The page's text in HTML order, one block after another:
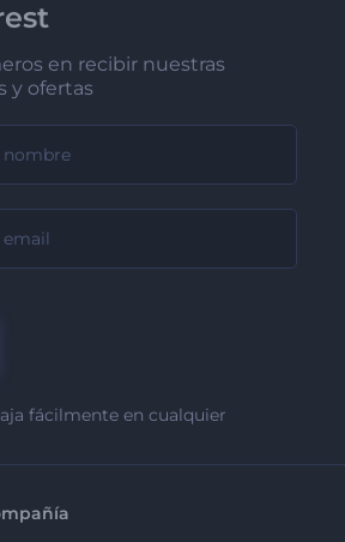
en recibir nuestras
y ofertas
fácilmente en cualquier